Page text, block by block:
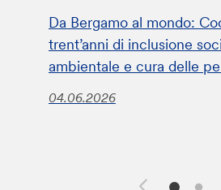
Da Bergamo al mondo:
trent’anni di inclusione
ambientale e cura delle
04.06.2026